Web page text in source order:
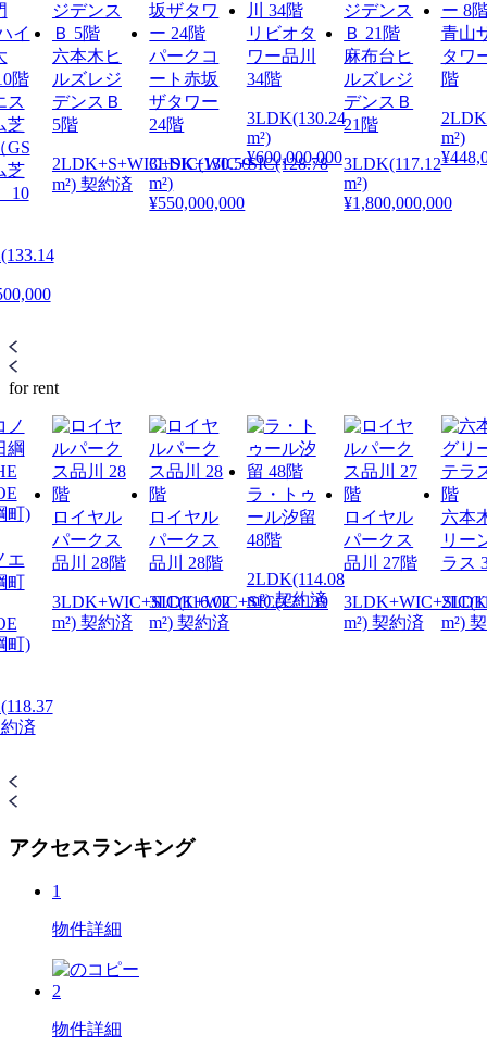
ス
芝
GS
芝
10
六本木ヒ
ルズレジ
デンスＢ
5階
2LDK+S+WIC+SIC(130.59
m²) 契約済
パークコ
ート赤坂
ザタワー
24階
3LDK+WIC+SIC(128.78
m²)
¥550,000,000
リビオタ
ワー品川
34階
3LDK(130.24
m²)
¥600,000,000
麻布台ヒ
ルズレジ
デンスＢ
21階
3LDK(117.12
m²)
¥1,800,000,000
青山
タワ
階
m²)
for rent
エ
町
町)
済
ロイヤル
パークス
品川 28階
3LDK+WIC+SIC(116.02
m²) 契約済
ロイヤル
パークス
品川 28階
3LDK+WIC+SIC(121.39
m²) 契約済
ラ・トゥ
ール汐留
48階
2LDK(114.08
m²) 契約済
ロイヤル
パークス
品川 27階
m²) 契約済
六本
リー
ラス
m²)
アクセスランキング
1
物件詳細
2
物件詳細